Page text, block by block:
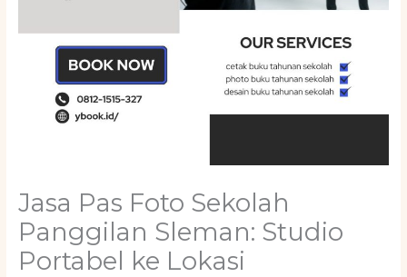
Jasa Pas Foto Sekolah
Panggilan Sleman: Studio
Portabel ke Lokasi